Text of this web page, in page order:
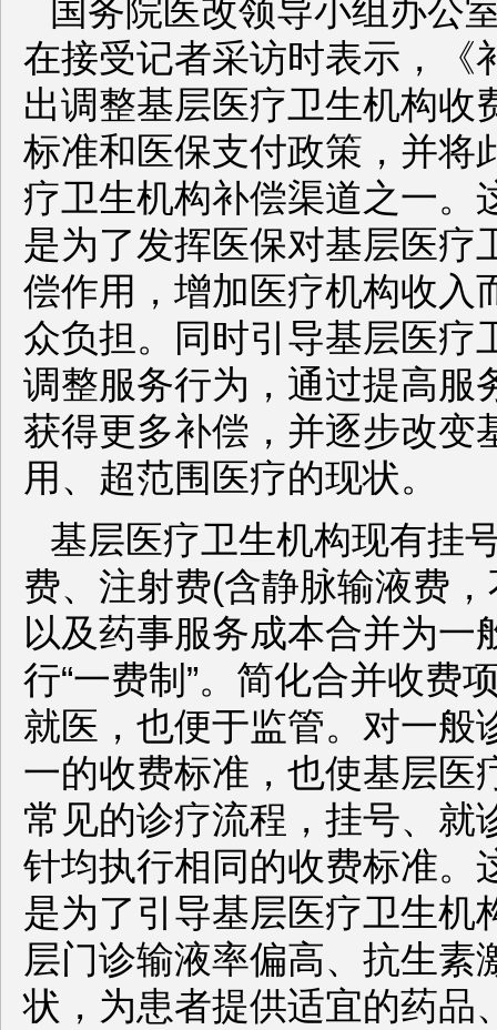
国务院医改领导小组办公
在接受记者采访时表示，《
出调整基层医疗卫生机构收
标准和医保支付政策，并将
疗卫生机构补偿渠道之一。
是为了发挥医保对基层医疗
偿作用，增加医疗机构收入
众负担。同时引导基层医疗
调整服务行为，通过提高服
获得更多补偿，并逐步改变
用、超范围医疗的现状。
基层医疗卫生机构现有挂
费、注射费(含静脉输液费
以及药事服务成本合并为一
行“一费制”。简化合并收费
就医，也便于监管。对一般
一的收费标准，也使基层医
常见的诊疗流程，挂号、就
针均执行相同的收费标准。
是为了引导基层医疗卫生机
层门诊输液率偏高、抗生素
状，为患者提供适宜的药品